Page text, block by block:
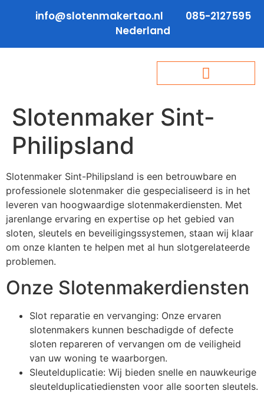
info@slotenmakertao.nl
085-2127595
Nederland
Slotenmaker Sint-
Philipsland
Slotenmaker Sint-Philipsland is een betrouwbare en
professionele slotenmaker die gespecialiseerd is in het
leveren van hoogwaardige slotenmakerdiensten. Met
jarenlange ervaring en expertise op het gebied van
sloten, sleutels en beveiligingssystemen, staan wij klaar
om onze klanten te helpen met al hun slotgerelateerde
problemen.
Onze Slotenmakerdiensten
Slot reparatie en vervanging: Onze ervaren
slotenmakers kunnen beschadigde of defecte
sloten repareren of vervangen om de veiligheid
van uw woning te waarborgen.
Sleutelduplicatie: Wij bieden snelle en nauwkeurige
sleutelduplicatiediensten voor alle soorten sleutels.